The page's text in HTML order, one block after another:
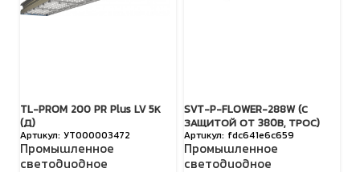
TL-PROM 200 PR Plus LV 5К
(Д)
УТ000003472
Промышленное
светодиодное
SVT-P-FLOWER-288W (С
ЗАЩИТОЙ ОТ 380В, ТРОС)
fdc641e6c659
Промышленное
светодиодное